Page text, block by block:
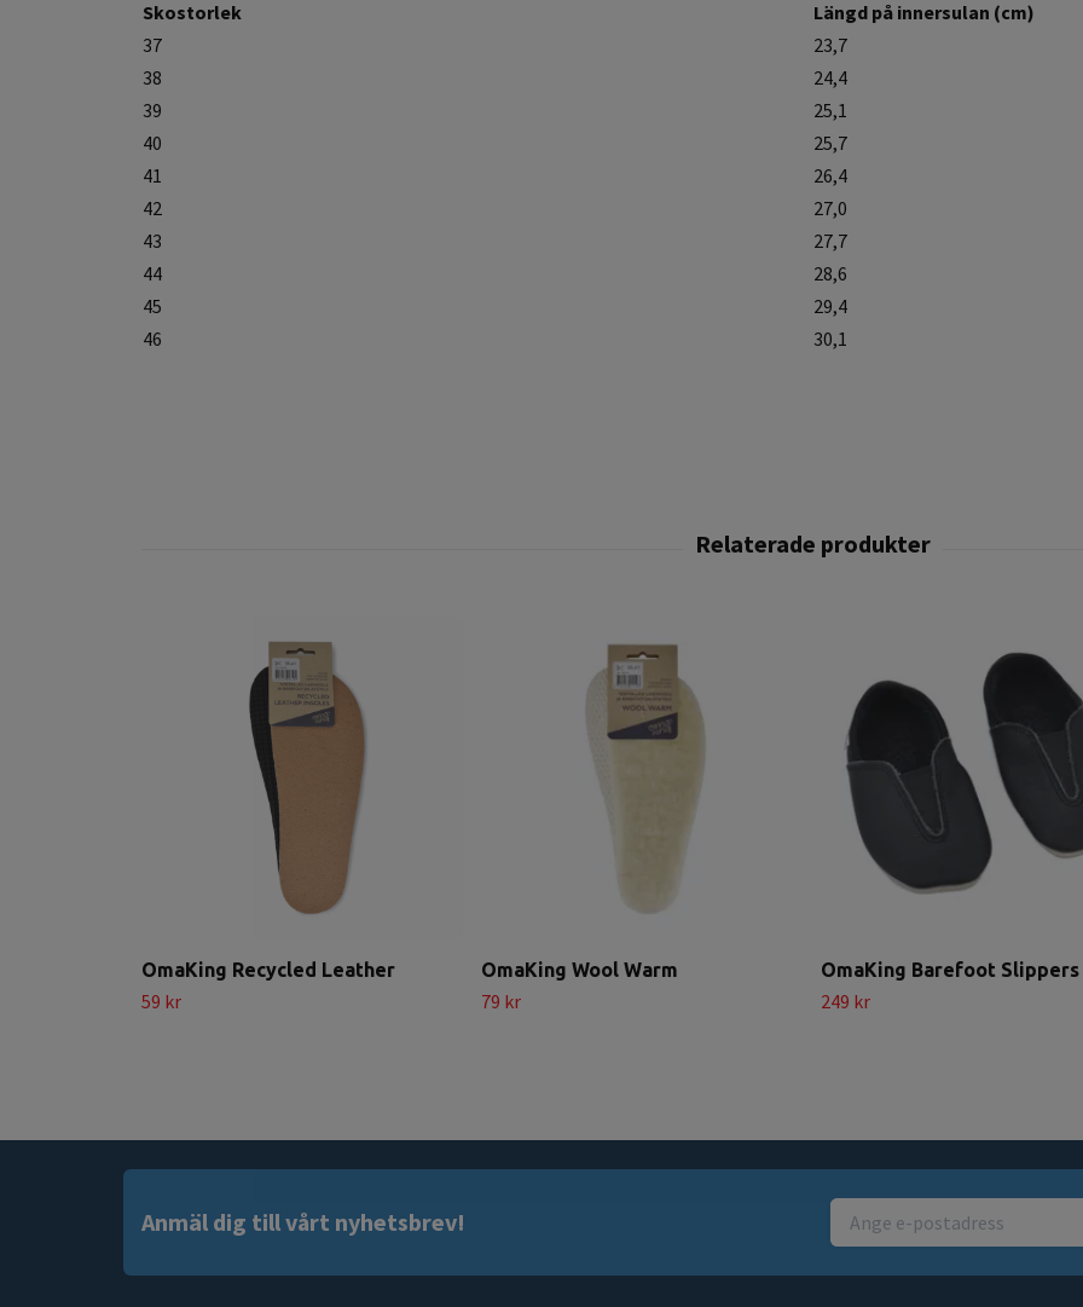
Skostorlek
Längd på innersulan (cm)
37
23,7
38
24,4
39
25,1
40
25,7
41
26,4
42
27,0
43
27,7
44
28,6
45
29,4
46
30,1
OmaKing Recycled Leather
59 kr
OmaKing Wool Warm
79 kr
OmaKing Barefoot Slippers
249 kr
Anmäl dig till vårt nyhetsbrev!